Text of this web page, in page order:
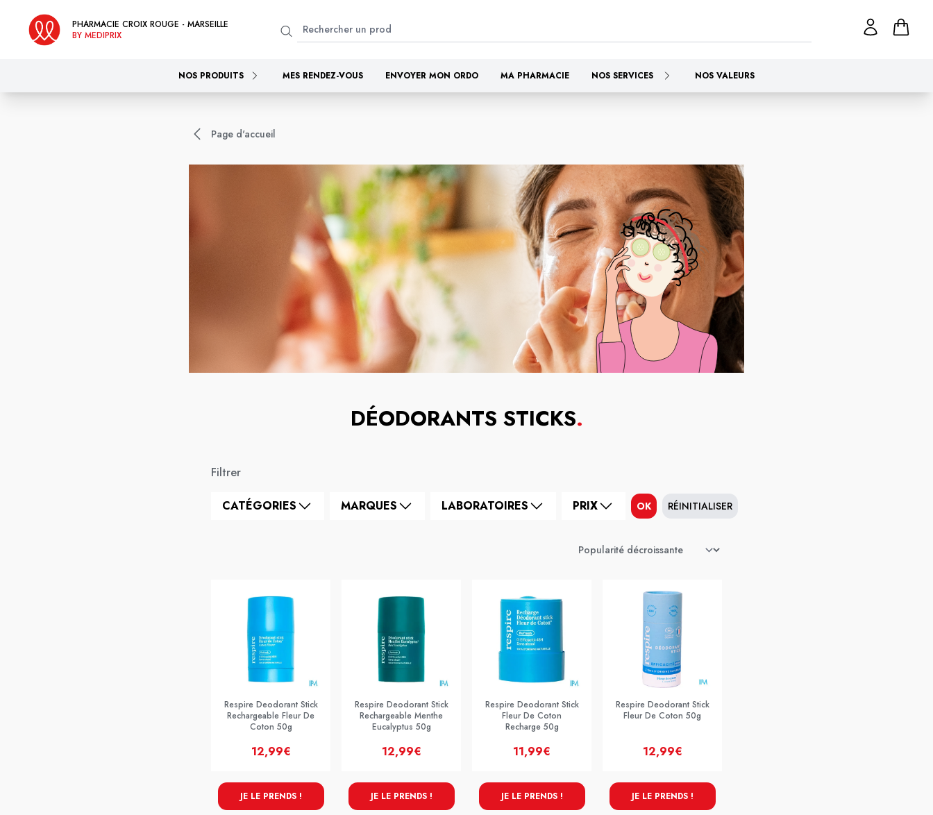
PHARMACIE CROIX ROUGE - MARSEILLE
BY MEDIPRIX
NOS PRODUITS MES RENDEZ-VOUS ENVOYER MON ORDO MA PHARMACIE NOS SERVICES NOS VALEURS
Page d'accueil
DÉODORANTS STICKS.
Filtrer
CATÉGORIES MARQUES LABORATOIRES PRIX OK RÉINITIALISER
Respire Deodorant Stick
Rechargeable Fleur De
Coton 50g
12,99€
JE LE PRENDS !
Respire Deodorant Stick
Rechargeable Menthe
Eucalyptus 50g
12,99€
JE LE PRENDS !
Respire Deodorant Stick
Fleur De Coton
Recharge 50g
11,99€
JE LE PRENDS !
Respire Deodorant Stick
Fleur De Coton 50g
12,99€
JE LE PRENDS !